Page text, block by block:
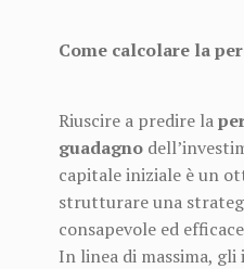
Come calcolare la
Riuscire a predire la
guadagno
capitale iniziale è un
strutturare una
consapevole ed
In linea di massima,